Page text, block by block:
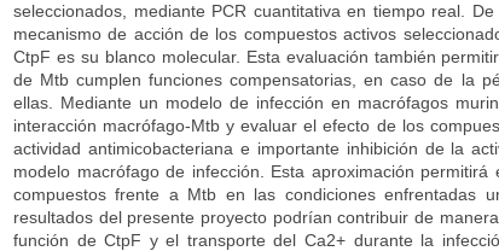
seleccionados, mediante PCR cuantitativa en tiempo real.
mecanismo de acción de los compuestos activos
CtpF es su blanco molecular. Esta evaluación también
de Mtb cumplen funciones compensatorias, en caso de la
ellas. Mediante un modelo de infección en macrófagos
interacción macrófago-Mtb y evaluar el efecto de los
actividad antimicobacteriana e importante inhibición de la
modelo macrófago de infección. Esta aproximación
compuestos frente a Mtb en las condiciones enfrentadas
resultados del presente proyecto podrían contribuir de
función de CtpF y el transporte del Ca2+ durante la